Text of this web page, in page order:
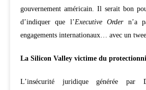
gouvernement américain. Il serait bon
d’indiquer que l’Executive Ordern’a
engagements internationaux… avec un
La Silicon Valley victime du
L’insécurité juridique générée par